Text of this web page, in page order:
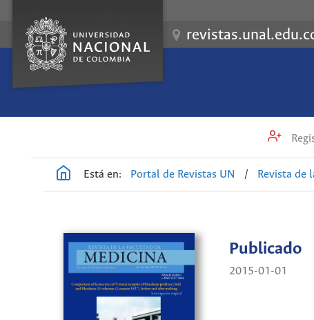
Está en: Portal de Revistas UN / Revista de
Publicado
2015-01-01